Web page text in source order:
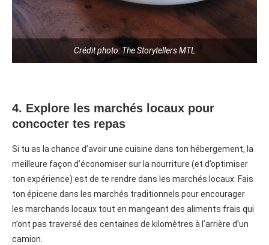
Crédit photo: The Storytellers MTL
4. Explore les marchés locaux pour
concocter tes repas
Si tu as la chance d’avoir une cuisine dans ton hébergement, la
meilleure façon d’économiser sur la nourriture (et d’optimiser
ton expérience) est de te rendre dans les marchés locaux. Fais
ton épicerie dans les marchés traditionnels pour encourager
les marchands locaux tout en mangeant des aliments frais qui
n’ont pas traversé des centaines de kilomètres à l’arrière d’un
camion.